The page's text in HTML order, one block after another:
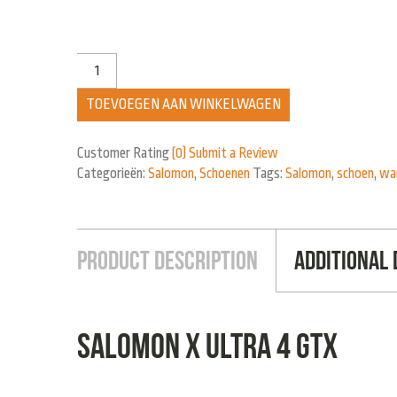
TOEVOEGEN AAN WINKELWAGEN
Customer Rating(0) Submit a Review
Categorieën: Salomon, Schoenen Tags: Salomon, schoen,
Product Description Additional
Salomon X ULTRA 4 GTX